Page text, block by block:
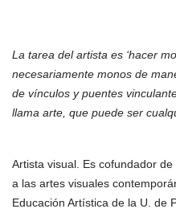
La tarea del artista es ‘hacer
necesariamente monos de
de vínculos y puentes
llama arte, que puede ser
Artista visual. Es cofundador
a las artes visuales
Educación Artística de la U. de